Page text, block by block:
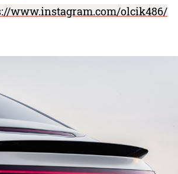
www.instagram.com/olcik486/